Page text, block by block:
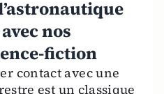
nos
fiction
contact avec une
est un classique